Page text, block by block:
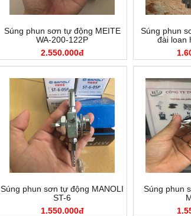
Súng phun sơn tự động MEITE
WA-200-122P
2.550.000đ
Súng phun
đài loan
Súng phun sơn tự động MANOLI
ST-6
1.550.000đ
Súng phun